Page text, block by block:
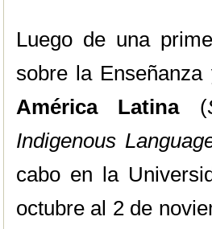
Luego de una
sobre la
América Latina(
Indigenous
cabo en la
octubre al 2 de